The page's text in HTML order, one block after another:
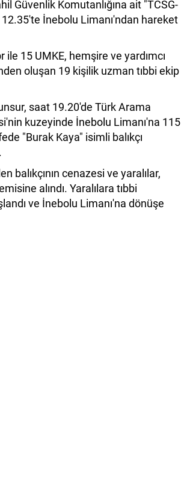
Güvenlik Komutanlığına ait "TCSG-
İnebolu Limanı'ndan hareket
ile 15 UMKE, hemşire ve yardımcı
oluşan 19 kişilik uzman tıbbi ekip
saat 19.20'de Türk Arama
kuzeyinde İnebolu Limanı'na 115
"Burak Kaya" isimli balıkçı
balıkçının cenazesi ve yaralılar,
alındı. Yaralılara tıbbi
ve İnebolu Limanı'na dönüşe